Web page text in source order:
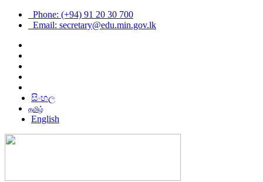
Phone: (+94) 91 20 30 700
Email: secretary@edu.min.gov.lk
සිංහල
தமிழ்
English